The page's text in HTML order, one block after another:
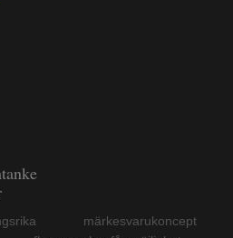
märkesvarukoncept